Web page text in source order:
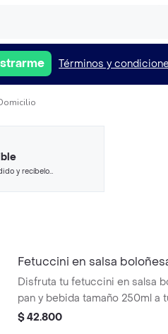
Términos y
y recíbelo
Fetuccini en salsa
Disfruta tu fetuccini en salsa
pan y bebida tamaño 250ml a
$ 42.800